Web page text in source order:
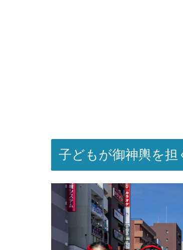
子どもが御神輿を担